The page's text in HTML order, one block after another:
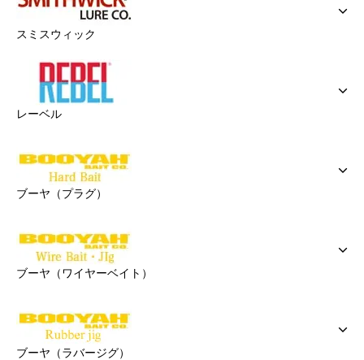
スミスウィック
レーベル
ブーヤ（プラグ）
ブーヤ（ワイヤーベイト）
ブーヤ（ラバージグ）